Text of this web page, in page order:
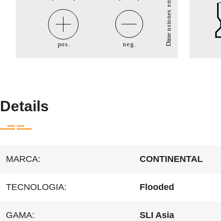
Details
MARCA: CONTINENTAL
TECNOLOGIA: Flooded
GAMA: SLI Asia